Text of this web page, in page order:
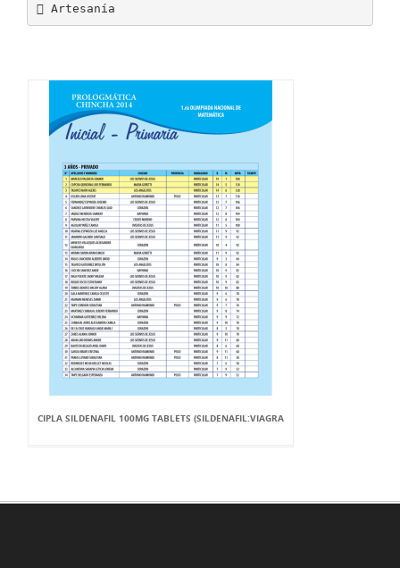
CIPLA SILDENAFIL 100MG TABLETS (SILDENAFIL:VIAGRA